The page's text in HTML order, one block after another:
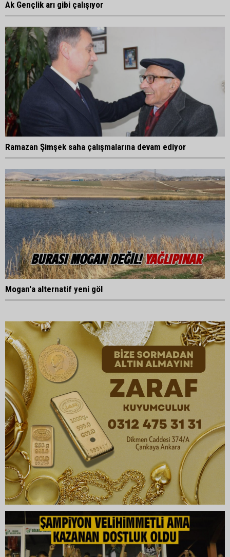
Ak Gençlik arı gibi çalışıyor
Ramazan Şimşek saha çalışmalarına devam ediyor
Mogan'a alternatif yeni göl